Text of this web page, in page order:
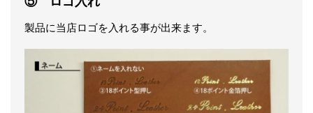
製品に当店ロゴを入れる事が出来ます。